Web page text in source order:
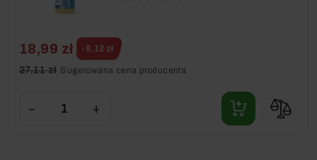
18,99 zł -8,12 zł
27,11 zł Sugerowana cena producenta
− +